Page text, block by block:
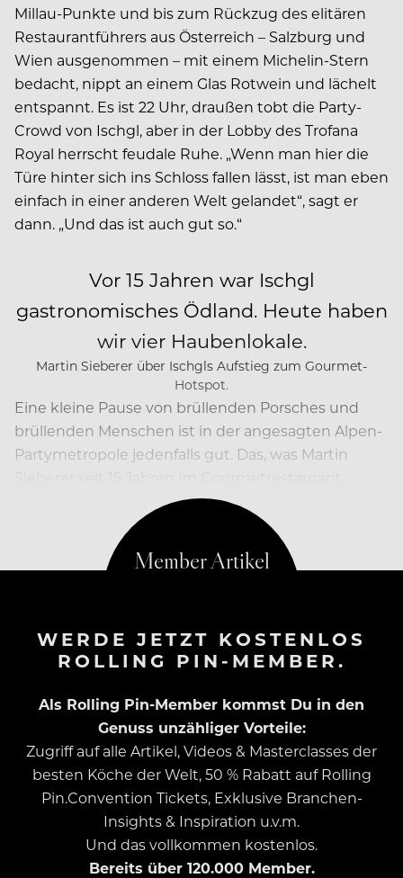
Millau-Punkte und bis zum Rückzug des elitären
Restaurantführers aus Österreich – Salzburg und
Wien ausgenommen – mit einem Michelin-Stern
bedacht, nippt an einem Glas Rotwein und lächelt
entspannt. Es ist 22 Uhr, draußen tobt die Party-
Crowd von Ischgl, aber in der Lobby des Trofana
Royal herrscht feudale Ruhe. „Wenn man hier die
Türe hinter sich ins Schloss fallen lässt, ist man eben
einfach in einer anderen Welt gelandet“, sagt er
dann. „Und das ist auch gut so.“
Vor 15 Jahren war Ischgl
gastronomisches Ödland. Heute haben
wir vier Haubenlokale.
Martin Sieberer über Ischgls Aufstieg zum Gourmet-
Hotspot.
Eine kleine Pause von brüllenden Porsches und
brüllenden Menschen ist in der angesagten Alpen-
Partymetropole jedenfalls gut. Das, was Martin
Paznauner Stube kulinarisch abliefert, ist…
WERDE JETZT KOSTENLOS
ROLLING PIN-MEMBER.
Als Rolling Pin-Member kommst Du in den
Genuss unzähliger Vorteile:
Zugriff auf alle Artikel, Videos & Masterclasses der
besten Köche der Welt, 50 % Rabatt auf Rolling
Pin.Convention Tickets, Exklusive Branchen-
Insights & Inspiration u.v.m.
Und das vollkommen kostenlos.
Bereits über 120.000 Member.